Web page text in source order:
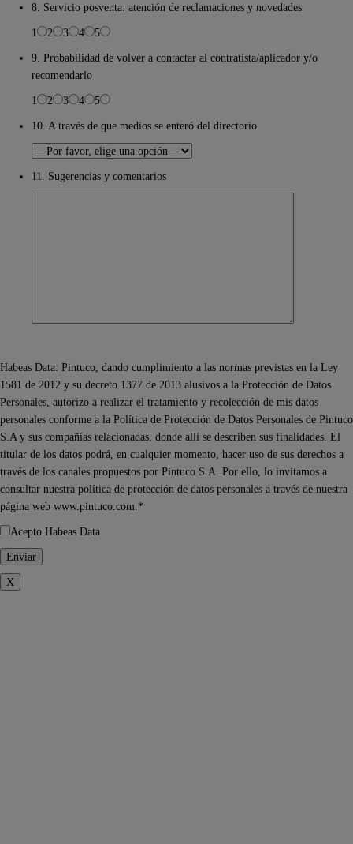
8. Servicio posventa: atención de reclamaciones y novedades
1
2 3 4
5
9. Probabilidad de volver a contactar al contratista/aplicador y/o
recomendarlo
1
2 3 4
5
10. A través de que medios se enteró del directorio
11. Sugerencias y comentarios
Habeas Data: Pintuco, dando cumplimiento a las normas previstas en la Ley
1581 de 2012 y su decreto 1377 de 2013 alusivos a la Protección de Datos
Personales, autorizo a realizar el tratamiento y recolección de mis datos
personales conforme a la Política de Protección de Datos Personales de Pintuco
S.A y sus compañías relacionadas, donde allí se describen sus finalidades. El
titular de los datos podrá, en cualquier momento, hacer uso de sus derechos a
través de los canales propuestos por Pintuco S.A. Por ello, lo invitamos a
consultar nuestra política de protección de datos personales a través de nuestra
página web www.pintuco.com.*
Acepto Habeas Data
X